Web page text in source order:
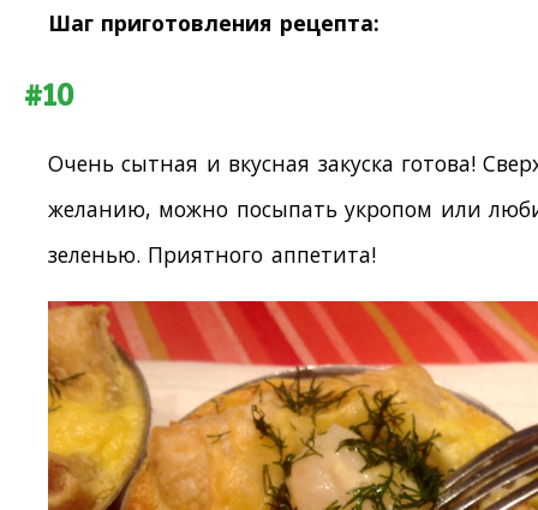
Шаг приготовления рецепта:
#10
Очень сытная и вкусная закуска готова!
желанию, можно посыпать укропом или
зеленью. Приятного аппетита!